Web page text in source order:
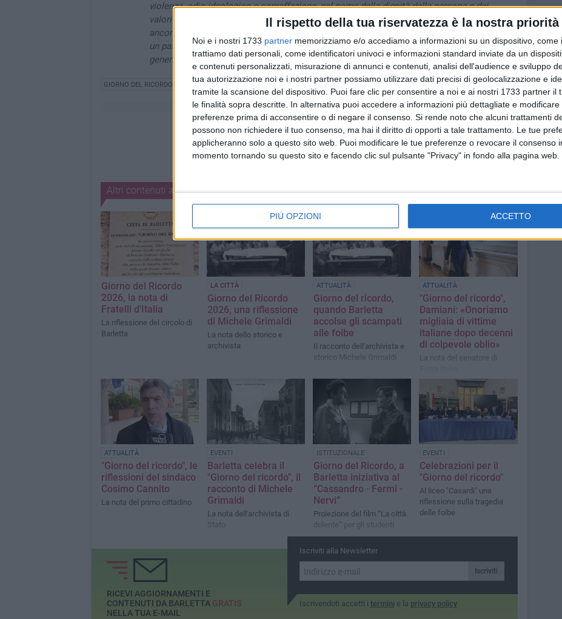
Il rispetto della tua riservatezza è la nostra priorità
Noi e i nostri 1733 partner memorizziamo e/o accediamo a informazioni su un dispositivo, come
trattiamo dati personali, come identificatori univoci e informazioni standard inviate da un
e contenuti personalizzati, misurazione di annunci e contenuti, analisi dell'audience e sviluppo
tua autorizzazione noi e i nostri partner possiamo utilizzare dati precisi di geolocalizzazione e
tramite la scansione del dispositivo. Puoi fare clic per consentire a noi e ai nostri 1733 partner il
le finalità sopra descritte. In alternativa puoi accedere a informazioni più dettagliate e modificare
preferenze prima di acconsentire o di negare il consenso. Si rende noto che alcuni trattamenti
possono non richiedere il tuo consenso, ma hai il diritto di opporti a tale trattamento. Le tue
applicheranno solo a questo sito web. Puoi modificare le tue preferenze o revocare il consenso
momento tornando su questo sito e facendo clic sul pulsante "Privacy" in fondo alla pagina web.
PIÙ OPZIONI ACCETTO
violenza, odio ideologico e sopraffazione, nel nome della dignità della persona e dei
valori della democrazia. Un pensiero speciale va a tutte le famiglie che portano
ancora nella mente e nel cuore i segni di quella sofferenza. La loro testimonianza è
un patrimonio prezioso che abbiamo il compito di trasmettere alle nuove
generazioni, perché la memoria sia l'antidoto contro l'indifferenza.
GIORNO DEL RICORDO
Altri contenuti a tema
Giorno del Ricordo
2026, la nota di
Fratelli d'Italia
La riflessione del circolo di
Barletta
LA CITTÀ
Giorno del Ricordo
2026, una riflessione
di Michele Grimaldi
La nota dello storico e
archivista
1
ATTUALITÀ
Giorno del ricordo,
quando Barletta
accolse gli scampati
alle foibe
Il racconto dell'archivista e
storico Michele Grimaldi
ATTUALITÀ
"Giorno del ricordo",
Damiani: «Onoriamo
migliaia di vittime
italiane dopo decenni
di colpevole oblio»
La nota del senatore di
ATTUALITÀ
"Giorno del ricordo", le
riflessioni del sindaco
Cosimo Cannito
La nota del primo cittadino
EVENTI
Barletta celebra il
"Giorno del ricordo", il
racconto di Michele
Grimaldi
La nota dell'archivista di
Stato
ISTITUZIONALE
Giorno del Ricordo, a
Barletta iniziativa al
“Cassandro - Fermi -
Nervi”
Proiezione del film “La città
dolente” per gli studenti
EVENTI
Celebrazioni per il
"Giorno del ricordo"
Al liceo "Casardi" una
riflessione sulla tragedia
delle foibe
Iscriviti alla Newsletter
Iscriviti
Iscrivendoti accetti i termini e la privacy policy
RICEVI AGGIORNAMENTI E
CONTENUTI DA BARLETTA GRATIS
NELLA TUA E-MAIL